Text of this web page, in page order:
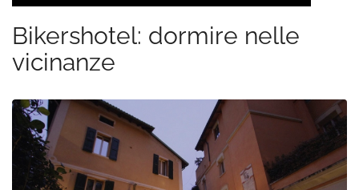
Bikershotel: dormire nelle
vicinanze